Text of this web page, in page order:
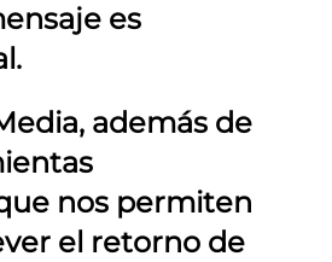
es
, además de
nos permiten
el retorno de